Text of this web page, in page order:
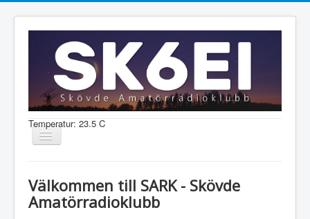
Temperatur: 23.5 C
Visa/dölj
Information
Välkommen till SARK - Skövde
Amatörradioklubb